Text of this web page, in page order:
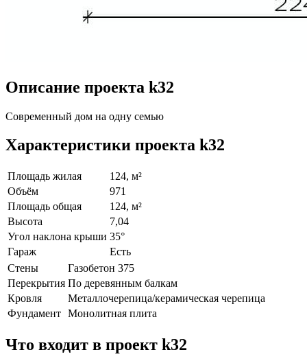
Описание проекта k32
Современный дом на одну семью
Характеристики проекта k32
Площадь жилая
124, м²
Объём
971
Площадь общая
124, м²
Высота
7,04
Угол наклона крыши 35°
Гараж
Есть
Стены
Газобетон 375
Перекрытия По деревянным балкам
Кровля
Металлочерепица/керамическая черепица
Фундамент Монолитная плита
Что входит в проект k32